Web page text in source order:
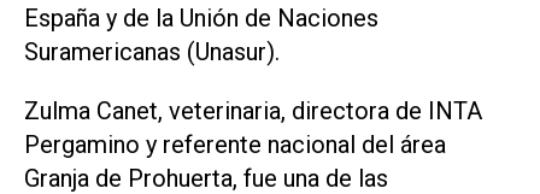
España y de la Unión de Naciones
Suramericanas (Unasur).
Zulma Canet, veterinaria, directora de INTA
Pergamino y referente nacional del área
Granja de Prohuerta, fue una de las